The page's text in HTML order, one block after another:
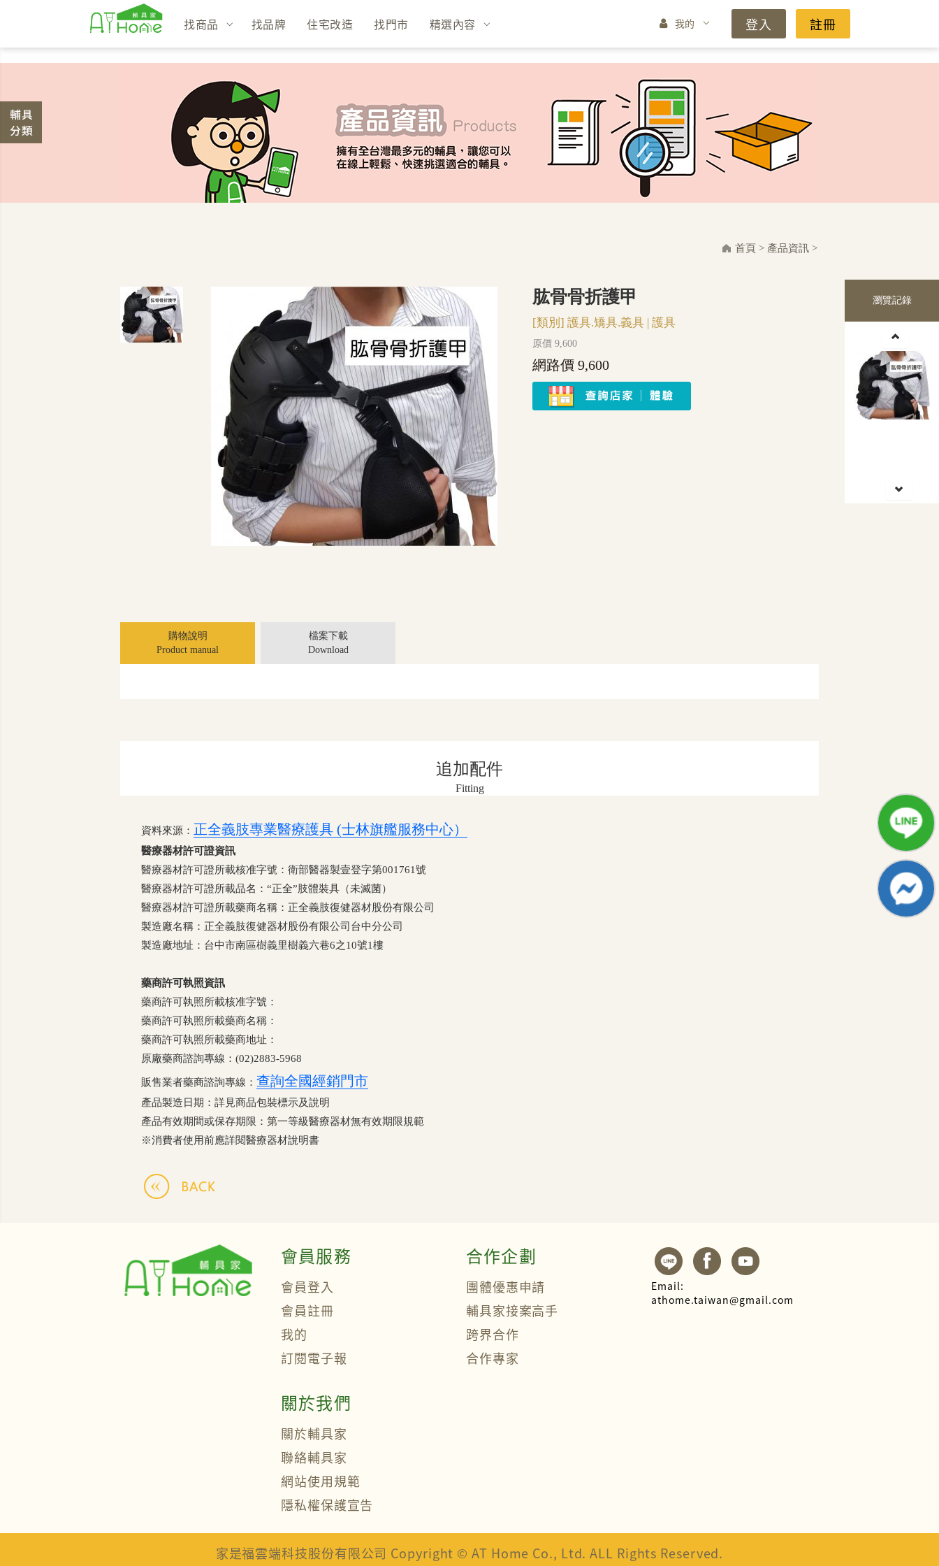
找商品 找品牌 住宅改造 找門市 精選內容 我的 登入 註冊
首頁 > 產品資訊 >
肱骨骨折護甲
[類別] 護具.矯具.義具 | 護具
原價 9,600
網路價 9,600
購物說明
Product manual
檔案下載
Download
追加配件
Fitting
資料來源： 正全義肢專業醫療護具 (士林旗艦服務中心）
醫療器材許可證資訊
醫療器材許可證所載核准字號：衛部醫器製壹登字第001761號
醫療器材許可證所載品名：“正全”肢體裝具（未滅菌）
醫療器材許可證所載藥商名稱：正全義肢復健器材股份有限公司
製造廠名稱：正全義肢復健器材股份有限公司台中分公司
製造廠地址：台中市南區樹義里樹義六巷6之10號1樓
藥商許可執照資訊
藥商許可執照所載核准字號：
藥商許可執照所載藥商名稱：
藥商許可執照所載藥商地址：
原廠藥商諮詢專線：(02)2883-5968
販售業者藥商諮詢專線： 查詢全國經銷門市
產品製造日期：詳見商品包裝標示及說明
產品有效期間或保存期限：第一等級醫療器材無有效期限規範
※消費者使用前應詳閱醫療器材說明書
會員服務
會員登入
會員註冊
我的
訂閱電子報
合作企劃
團體優惠申請
輔具家接案高手
跨界合作
合作專家
Email:
athome.taiwan@gmail.com
關於我們
關於輔具家
聯絡輔具家
網站使用規範
隱私權保護宣告
家是福雲端科技股份有限公司 Copyright © AT Home Co., Ltd. ALL Rights Reserved.
瀏覽記錄